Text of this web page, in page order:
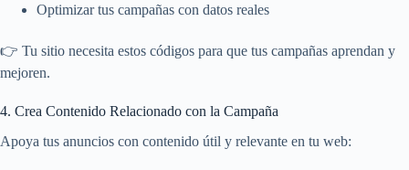
Optimizar tus campañas con datos reales
👉 Tu sitio necesita estos códigos para que tus campañas aprendan y
mejoren.
4. Crea Contenido Relacionado con la Campaña
Apoya tus anuncios con contenido útil y relevante en tu web: